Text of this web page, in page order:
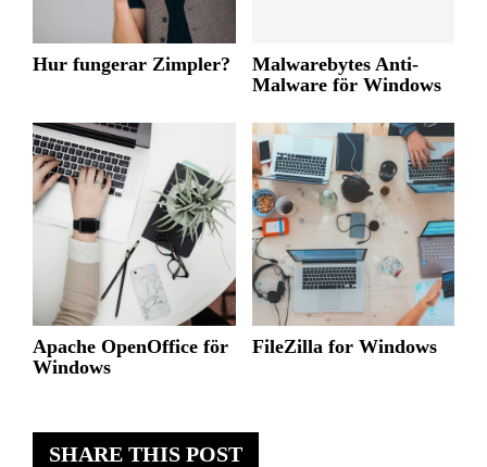
SHARE THIS POST
Hur fungerar Zimpler?
Malwarebytes Anti-
Malware för Windows
Apache OpenOffice för
Windows
FileZilla for Windows